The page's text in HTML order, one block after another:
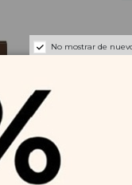
No mostrar de